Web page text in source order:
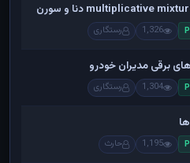
1,326 رستگاری
برقی مدیران خودرو
1,304 رستگاری
1,195 حارث